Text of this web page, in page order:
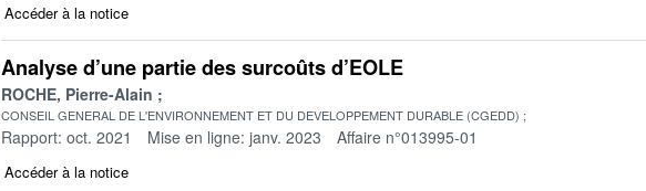
Accéder à la notice
Analyse d’une partie des surcoûts d’EOLE
ROCHE, Pierre-Alain
CONSEIL GENERAL DE L'ENVIRONNEMENT ET DU DEVELOPPEMENT DURABLE (CGEDD)
Rapport: oct. 2021 Mise en ligne: janv. 2023 Affaire n°013995-01
Accéder à la notice